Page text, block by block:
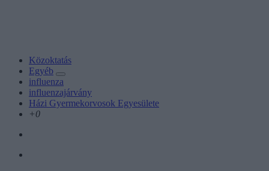
Közoktatás
Egyéb
influenza
influenzajárvány
Házi Gyermekorvosok Egyesülete
+0